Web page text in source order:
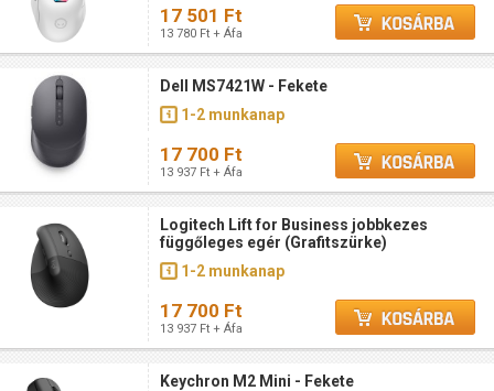
17 501 Ft
13 780 Ft + Áfa
Dell MS7421W - Fekete
1-2 munkanap
17 700 Ft
13 937 Ft + Áfa
Logitech Lift for Business jobbkezes
függőleges egér (Grafitszürke)
1-2 munkanap
17 700 Ft
13 937 Ft + Áfa
Keychron M2 Mini - Fekete